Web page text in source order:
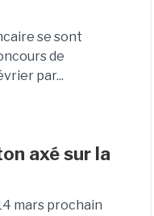
se sont
de
par...
axé sur la
mars prochain